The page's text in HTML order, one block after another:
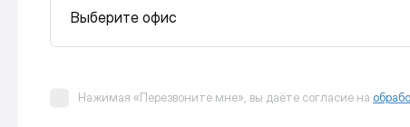
Выберите офис
Нажимая «Перезвоните мне», вы даёте согласие на